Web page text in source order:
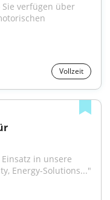
verfügen über
Vollzeit
Energy-Solutions..."